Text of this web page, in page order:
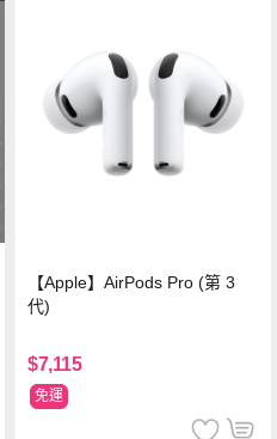
【Apple】AirPods Pro (第 3
代)
$7,115
免運